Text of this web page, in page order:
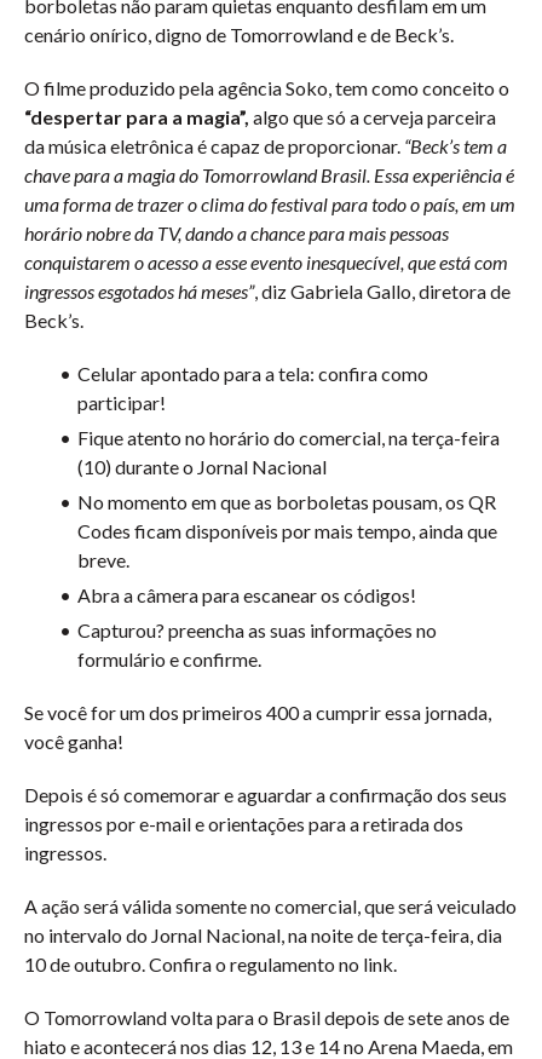
borboletas não param quietas enquanto desfilam em um
cenário onírico, digno de Tomorrowland e de Beck’s.
O filme produzido pela agência Soko, tem como conceito o
“despertar para a magia”, algo que só a cerveja parceira
da música eletrônica é capaz de proporcionar. “Beck’s tem a
chave para a magia do Tomorrowland Brasil. Essa experiência é
uma forma de trazer o clima do festival para todo o país, em um
horário nobre da TV, dando a chance para mais pessoas
conquistarem o acesso a esse evento inesquecível, que está com
ingressos esgotados há meses”, diz Gabriela Gallo, diretora de
Beck’s.
Celular apontado para a tela: confira como
participar!
Fique atento no horário do comercial, na terça-feira
(10) durante o Jornal Nacional
No momento em que as borboletas pousam, os QR
Codes ficam disponíveis por mais tempo, ainda que
breve.
Abra a câmera para escanear os códigos!
Capturou? preencha as suas informações no
formulário e confirme.
Se você for um dos primeiros 400 a cumprir essa jornada,
você ganha!
Depois é só comemorar e aguardar a confirmação dos seus
ingressos por e-mail e orientações para a retirada dos
ingressos.
A ação será válida somente no comercial, que será veiculado
no intervalo do Jornal Nacional, na noite de terça-feira, dia
10 de outubro. Confira o regulamento no link.
O Tomorrowland volta para o Brasil depois de sete anos de
hiato e acontecerá nos dias 12, 13 e 14 no Arena Maeda, em